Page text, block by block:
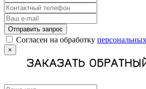
Отправить запрос
Cогласен на обработку
×
ЗАКАЗАТЬ